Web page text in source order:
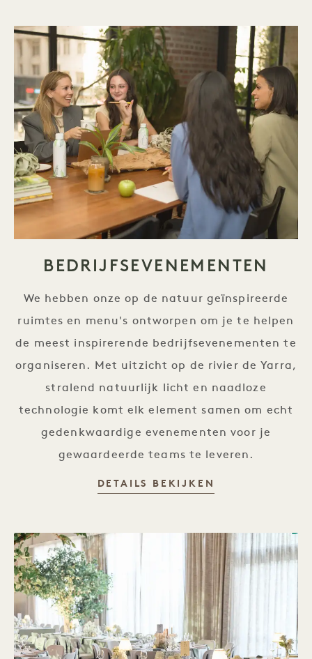
BEDRIJFSEVENEMENTEN
We hebben onze op de natuur geïnspireerde
ruimtes en menu's ontworpen om je te helpen
de meest inspirerende bedrijfsevenementen te
organiseren. Met uitzicht op de rivier de Yarra,
stralend natuurlijk licht en naadloze
technologie komt elk element samen om echt
gedenkwaardige evenementen voor je
gewaardeerde teams te leveren.
DETAILS BEKIJKEN